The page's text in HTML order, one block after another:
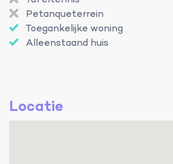
Petanqueterrein
Toegankelijke woning
Alleenstaand huis
Locatie